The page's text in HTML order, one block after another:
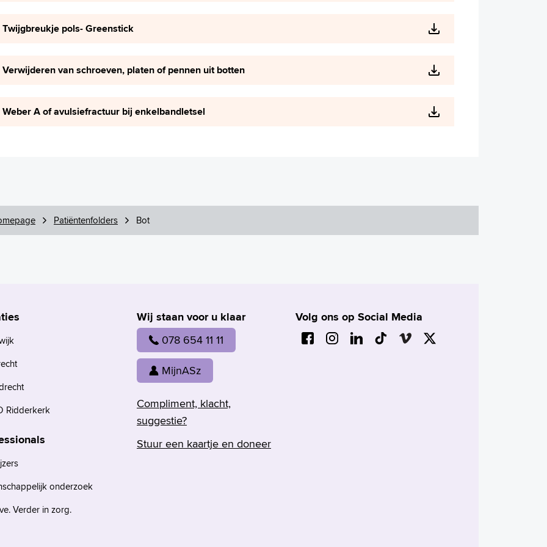
Twijgbreukje pols- Greenstick
Verwijderen van schroeven, platen of pennen uit botten
Weber A of avulsiefractuur bij enkelbandletsel
Patiëntenfolders Bot
Wij staan voor u klaar
078 654 11 11
MijnASz
Compliment, klacht,
suggestie?
Stuur een kaartje en doneer
Volg ons op Social Media
Ridderkerk
onderzoek
Verder in zorg.